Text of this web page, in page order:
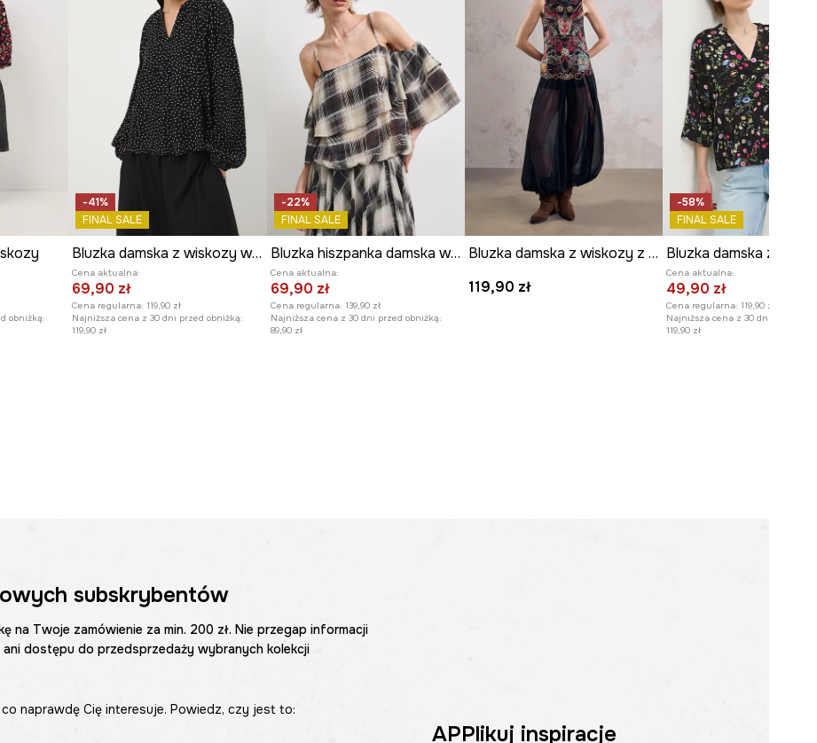
obniżką:
-41%
FINAL SALE
Bluzka damska z wiskozy wzorzysta
Cena aktualna:
69,90 zł
Cena regularna: 119,90 zł
Najniższa cena z 30 dni przed obniżką:
119,90 zł
-22%
FINAL SALE
Bluzka hiszpanka damska w kratkę
Cena aktualna:
69,90 zł
Cena regularna: 139,90 zł
Najniższa cena z 30 dni przed obniżką:
89,90 zł
Bluzka damska z wiskozy z kolekcji Mythical Creatures
119,90 zł
-58%
FINAL SALE
Cena aktualna:
49,90 zł
Cena regularna: 119,90 zł
Najniższa cena z 30 dni przed
119,90 zł
subskrybentów
na Twoje zamówienie za min. 200 zł. Nie przegap informacji
dostępu do przedsprzedaży wybranych kolekcji
naprawdę Cię interesuje. Powiedz, czy jest to:
APPlikuj inspiracje